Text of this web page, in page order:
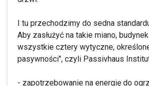
I tu przechodzimy do sedna
Aby zasłużyć na takie miano,
wszystkie cztery wytyczne,
pasywności", czyli Passivhaus
- zapotrzebowanie na energię do